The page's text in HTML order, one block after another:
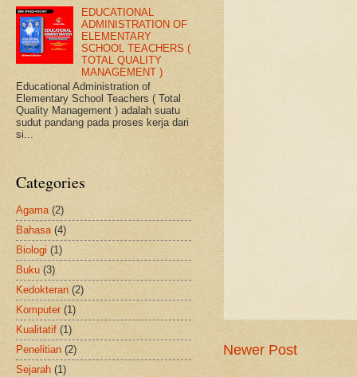
Newer Post
EDUCATIONAL
ADMINISTRATION OF
ELEMENTARY
SCHOOL TEACHERS (
TOTAL QUALITY
MANAGEMENT )
Educational Administration of
Elementary School Teachers ( Total
Quality Management ) adalah suatu
sudut pandang pada proses kerja dari
si...
Categories
Agama (2)
Bahasa (4)
Biologi (1)
Buku (3)
Kedokteran (2)
Komputer (1)
Kualitatif (1)
Penelitian (2)
Sejarah (1)